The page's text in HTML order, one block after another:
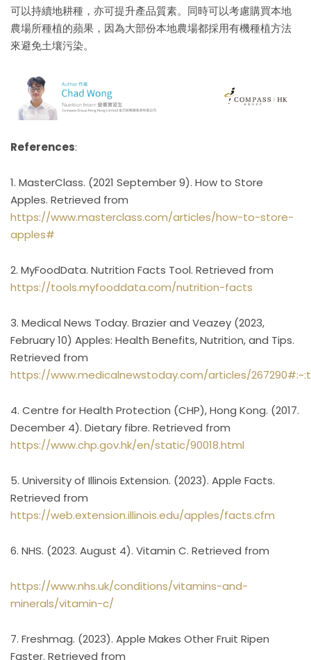
可以持續地耕種，亦可提升產品質素。同時可以考慮購買本地
農場所種植的蘋果，因為大部份本地農場都採用有機種植方法
來避免土壤污染。
References:
1. MasterClass. (2021 September 9). How to Store
Apples. Retrieved from
https://www.masterclass.com/articles/how-to-store-
apples#
2. MyFoodData. Nutrition Facts Tool. Retrieved from
https://tools.myfooddata.com/nutrition-facts
3. Medical News Today. Brazier and Veazey (2023,
February 10) Apples: Health Benefits, Nutrition, and Tips.
Retrieved from
https://www.medicalnewstoday.com/articles/
4. Centre for Health Protection (CHP), Hong Kong. (2017.
December 4). Dietary fibre. Retrieved from
https://www.chp.gov.hk/en/static/90018.html
5. University of Illinois Extension. (2023). Apple Facts.
Retrieved from
https://web.extension.illinois.edu/apples/facts.cfm
6. NHS. (2023. August 4). Vitamin C. Retrieved from
https://www.nhs.uk/conditions/vitamins-and-
minerals/vitamin-c/
7. Freshmag. (2023). Apple Makes Other Fruit Ripen
Faster. Retrieved from